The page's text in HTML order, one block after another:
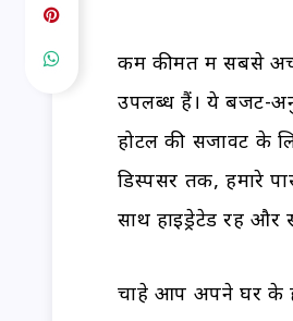
कम कीमत में सबसे
उपलब्ध हैं। ये बजट-
होटल की सजावट के
डिस्पेंसर तक, हमारे
साथ हाइड्रेटेड रहें और
चाहे आप अपने घर के